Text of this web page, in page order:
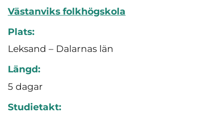
Västanviks folkhögskola
Plats:
Leksand – Dalarnas län
Längd:
5 dagar
Studietakt: